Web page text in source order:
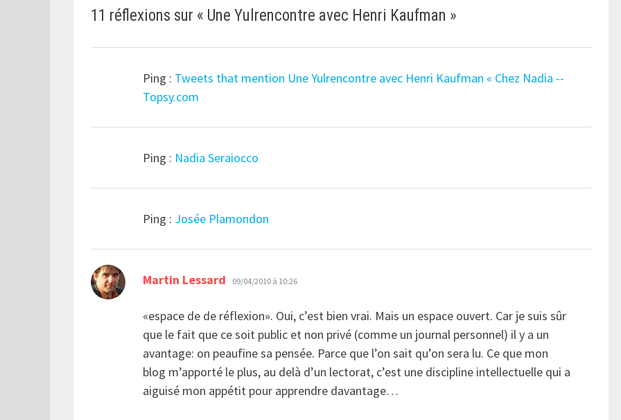
11 réflexions sur « Une Yulrencontre avec Henri Kaufman »
Ping : Tweets that mention Une Yulrencontre avec Henri Kaufman « Chez Nadia --
Topsy.com
Ping : Nadia Seraiocco
Ping : Josée Plamondon
Martin Lessard dit :
09/04/2010 à 10:26
«espace de de réflexion». Oui, c’est bien vrai. Mais un espace ouvert. Car je suis sûr
que le fait que ce soit public et non privé (comme un journal personnel) il y a un
avantage: on peaufine sa pensée. Parce que l’on sait qu’on sera lu. Ce que mon
blog m’apporté le plus, au delà d’un lectorat, c’est une discipline intellectuelle qui a
aiguisé mon appétit pour apprendre davantage…